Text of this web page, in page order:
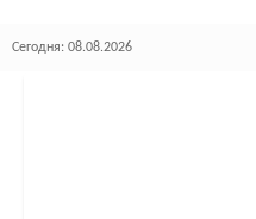
Сегодня: 08.08.2026